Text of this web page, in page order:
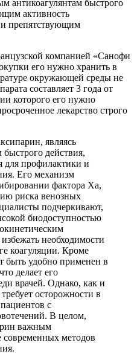
антикоагулянтам быстрого
активность
препятствующим
компанией «Санофи
его нужно хранить в
окружающей среды не
составляет 3 года от
которого его нужно
лекарство строго
являясь
действия,
для профилактики и
Его механизм
фактора Xa,
риска венозных
подчеркивают,
биодоступностью
необходимости
коагуляции. Кроме
быть удобно применен в
делает его
врачей. Однако, как и
осторожности в
с
В целом,
важным
современных методов